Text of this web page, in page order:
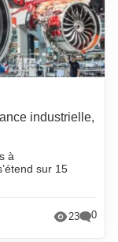
industrielle,
à
sur 15
23 0